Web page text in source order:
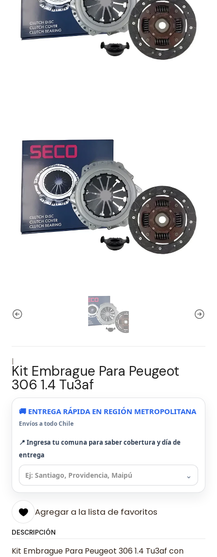
|
Kit Embrague Para Peugeot
306 1.4 Tu3af
🚚 ENTREGA RÁPIDA EN REGIÓN METROPOLITANA
Envíos a todo Chile
📍 Ingresa tu comuna para saber cobertura y día de
entrega
⌄
Agregar a la lista de favoritos
DESCRIPCIÓN
Kit Embrague Para Peugeot 306 1.4 Tu3af con